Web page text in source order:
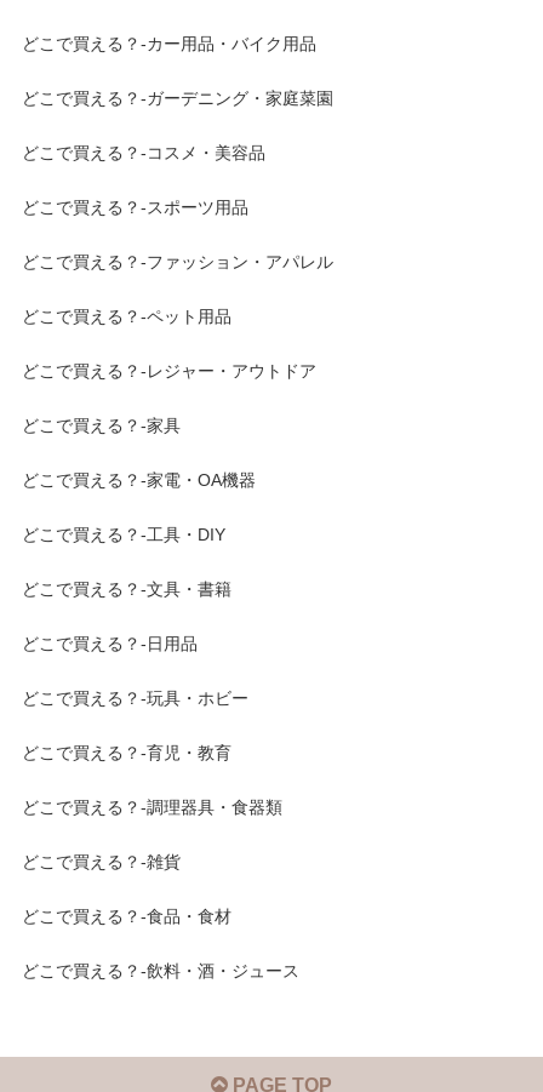
どこで買える？-カー用品・バイク用品
どこで買える？-ガーデニング・家庭菜園
どこで買える？-コスメ・美容品
どこで買える？-スポーツ用品
どこで買える？-ファッション・アパレル
どこで買える？-ペット用品
どこで買える？-レジャー・アウトドア
どこで買える？-家具
どこで買える？-家電・OA機器
どこで買える？-工具・DIY
どこで買える？-文具・書籍
どこで買える？-日用品
どこで買える？-玩具・ホビー
どこで買える？-育児・教育
どこで買える？-調理器具・食器類
どこで買える？-雑貨
どこで買える？-食品・食材
どこで買える？-飲料・酒・ジュース
PAGE TOP